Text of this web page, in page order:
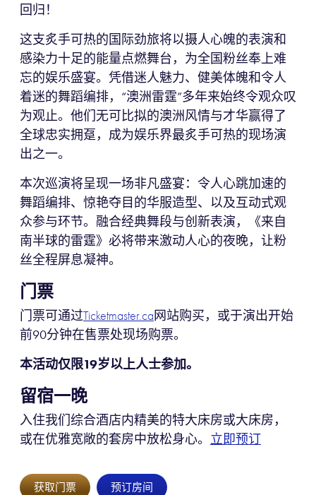
回归！
这支炙手可热的国际劲旅将以摄人心魄的表演和
感染力十足的能量点燃舞台，为全国粉丝奉上难
忘的娱乐盛宴。凭借迷人魅力、健美体魄和令人
着迷的舞蹈编排，“澳洲雷霆”多年来始终令观众叹
为观止。他们无可比拟的澳洲风情与才华赢得了
全球忠实拥趸，成为娱乐界最炙手可热的现场演
出之一。
本次巡演将呈现一场非凡盛宴：令人心跳加速的
舞蹈编排、惊艳夺目的华服造型、以及互动式观
众参与环节。融合经典舞段与创新表演，《来自
南半球的雷霆》必将带来激动人心的夜晚，让粉
丝全程屏息凝神。
门票
门票可通过Ticketmaster.ca网站购买，或于演出开始
前90分钟在售票处现场购票。
本活动仅限19岁以上人士参加。
留宿一晚
入住我们综合酒店内精美的特大床房或大床房，
或在优雅宽敞的套房中放松身心。 立即预订
获取门票 预订房间